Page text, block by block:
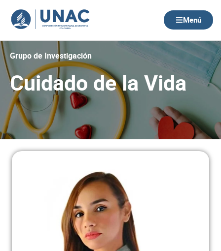
contenido
Menú
Grupo de Investigación
Cuidado de la Vida